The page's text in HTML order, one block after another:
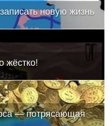
новую жизнь
жёстко!
— потрясающая